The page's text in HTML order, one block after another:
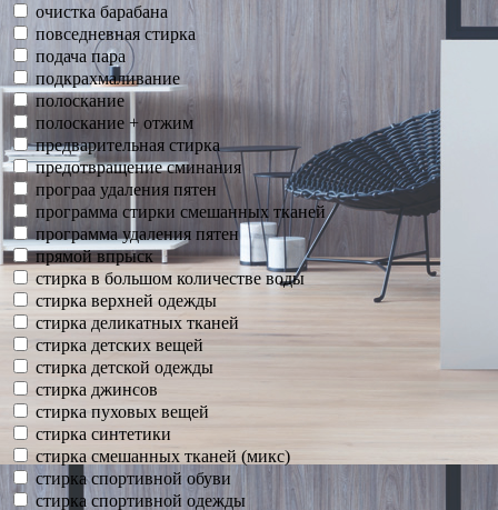
очистка барабана
повседневная стирка
подача пара
подкрахмаливание
полоскание
полоскание + отжим
предварительная стирка
предотвращение сминания
програа удаления пятен
программа стирки смешанных тканей
программа удаления пятен
прямой впрыск
стирка в большом количестве воды
стирка верхней одежды
стирка деликатных тканей
стирка детских вещей
стирка детской одежды
стирка джинсов
стирка пуховых вещей
стирка синтетики
стирка смешанных тканей (микс)
стирка спортивной обуви
стирка спортивной одежды